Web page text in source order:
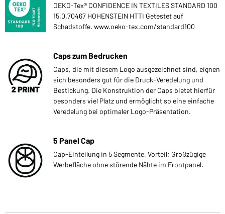
OEKO-Tex® CONFIDENCE IN TEXTILES STANDARD 100
15.0.70467 HOHENSTEIN HTTI Getestet auf
Schadstoffe. www.oeko-tex.com/standard100
Caps zum Bedrucken
Caps, die mit diesem Logo ausgezeichnet sind, eignen
sich besonders gut für die Druck-Veredelung und
Bestickung. Die Konstruktion der Caps bietet hierfür
besonders viel Platz und ermöglicht so eine einfache
Veredelung bei optimaler Logo-Präsentation.
5 Panel Cap
Cap-Einteilung in 5 Segmente. Vorteil: Großzügige
Werbefläche ohne störende Nähte im Frontpanel.